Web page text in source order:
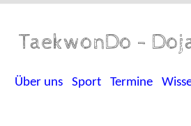
TaekwonDo -
Über uns Sport Termine